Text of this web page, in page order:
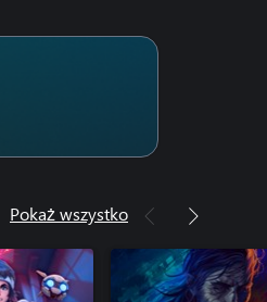
Pokaż wszystko